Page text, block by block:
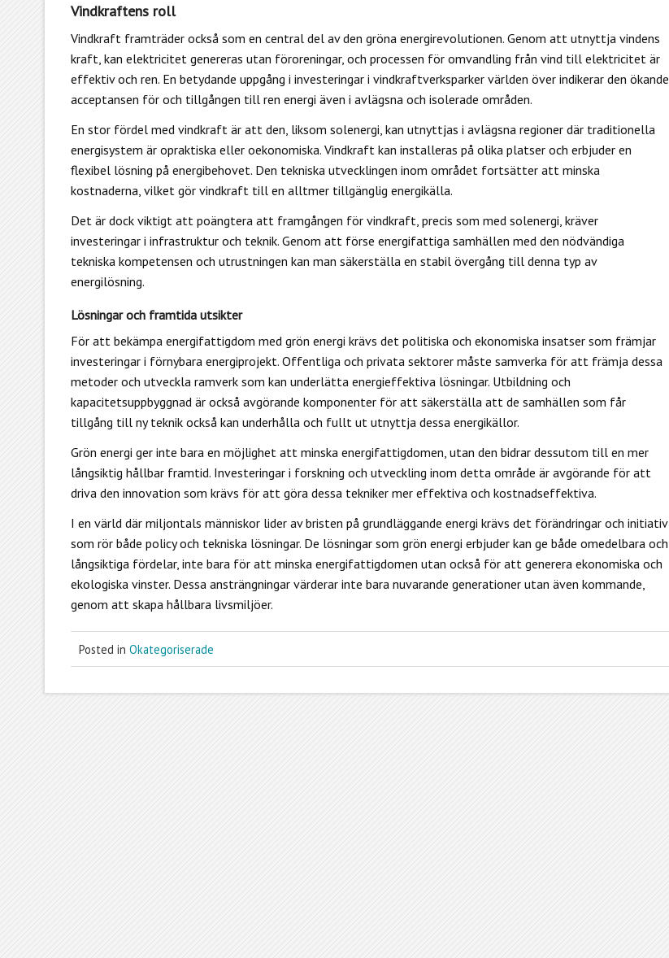
Vindkraftens roll
Vindkraft framträder också som en central del av den gröna energirevolutionen. Genom att utnyttja vindens
kraft , kan elektricitet genereras utan föroreningar, och processen för omvandling från vind till elektricitet är
effektiv och ren. En betydande uppgång i investeringar i vindkraftverksparker världen över indikerar den ökande
acceptansen för och tillgången till ren energi även i avlägsna och isolerade områden.
En stor fördel med vindkraft är att den, liksom solenergi, kan utnyttjas i avlägsna regioner där traditionella
energisystem är opraktiska eller oekonomiska. Vindkraft kan installeras på olika platser och erbjuder en
flexibel lösning på energibehovet. Den tekniska utvecklingen inom området fortsätter att minska
kostnaderna, vilket gör vindkraft till en alltmer tillgänglig energikälla.
Det är dock viktigt att poängtera att framgången för vindkraft, precis som med solenergi, kräver
investeringar i infrastruktur och teknik. Genom att förse energifattiga samhällen med den nödvändiga
tekniska kompetensen och utrustningen kan man säkerställa en stabil övergång till denna typ av
energilösning.
Lösningar och framtida utsikter
För att bekämpa energifattigdom med grön energi krävs det politiska och ekonomiska insatser som främjar
investeringar i förnybara energiprojekt. Offentliga och privata sektorer måste samverka för att främja dessa
metoder och utveckla ramverk som kan underlätta energieffektiva lösningar. Utbildning och
kapacitetsuppbyggnad är också avgörande komponenter för att säkerställa att de samhällen som får
tillgång till ny teknik också kan underhålla och fullt ut utnyttja dessa energikällor.
Grön energi ger inte bara en möjlighet att minska energifattigdomen, utan den bidrar dessutom till en mer
långsiktig hållbar framtid. Investeringar i forskning och utveckling inom detta område är avgörande för att
driva den innovation som krävs för att göra dessa tekniker mer effektiva och kostnadseffektiva.
I en värld där miljontals människor lider av bristen på grundläggande energi krävs det förändringar och initiativ
som rör både policy och tekniska lösningar. De lösningar som grön energi erbjuder kan ge både omedelbara och
långsiktiga fördelar, inte bara för att minska energifattigdomen utan också för att generera ekonomiska och
ekologiska vinster. Dessa ansträngningar värderar inte bara nuvarande generationer utan även kommande,
genom att skapa hållbara livsmiljöer.
Posted in Okategoriserade